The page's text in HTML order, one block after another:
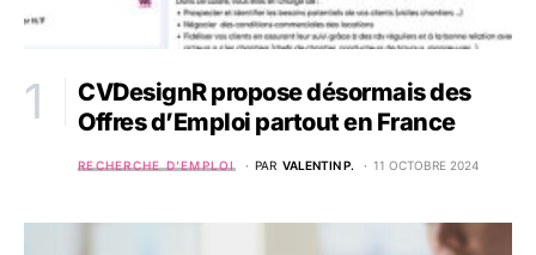
CVDesignR propose désormais des
Offres d’Emploi partout en France
RECHERCHE D’EMPLOI PAR VALENTIN P. 11 OCTOBRE 2024